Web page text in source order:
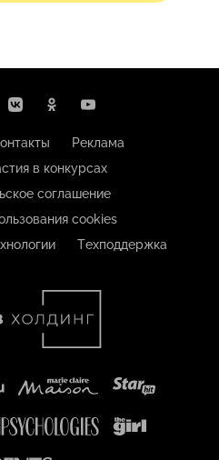
Реклама
в конкурсах
соглашение
cookies
Техподдержка